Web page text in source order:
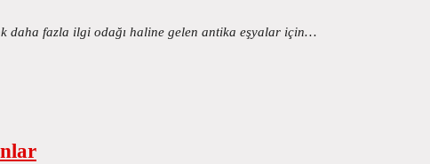
daha fazla ilgi odağı haline gelen antika eşyalar için…